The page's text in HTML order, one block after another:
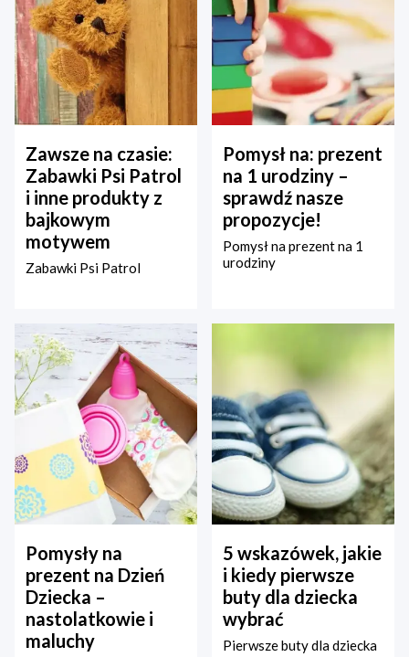
Zawsze na czasie:
Zabawki Psi Patrol
i inne produkty z
bajkowym
motywem
Zabawki Psi Patrol
Pomysł na: prezent
na 1 urodziny –
sprawdź nasze
propozycje!
Pomysł na prezent na 1
urodziny
Pomysły na
prezent na Dzień
Dziecka –
nastolatkowie i
maluchy
5 wskazówek, jakie
i kiedy pierwsze
buty dla dziecka
wybrać
Pierwsze buty dla dziecka